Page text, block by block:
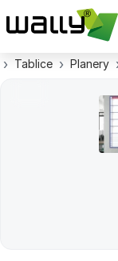
Tablice Planery